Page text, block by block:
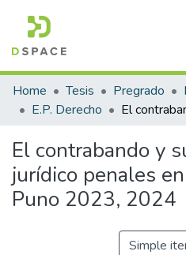
Communities & Collections
All of DSpace
Home Tesis Pregrado
E.P. Derecho
El contrabando y
jurídico penales
Puno 2023, 2024
Simple